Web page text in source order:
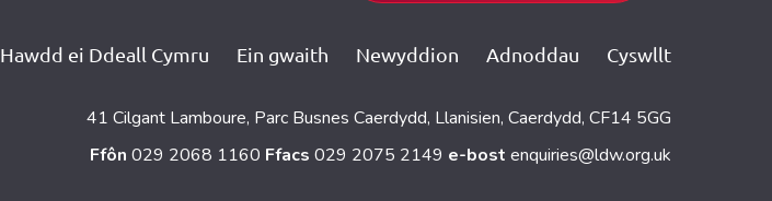
Hawdd ei Ddeall Cymru Ein gwaith Newyddion Adnoddau Cyswllt
41 Cilgant Lamboure, Parc Busnes Caerdydd, Llanisien, Caerdydd, CF14 5GG
Ffôn 029 2068 1160 Ffacs 029 2075 2149 e-bost enquiries@ldw.org.uk